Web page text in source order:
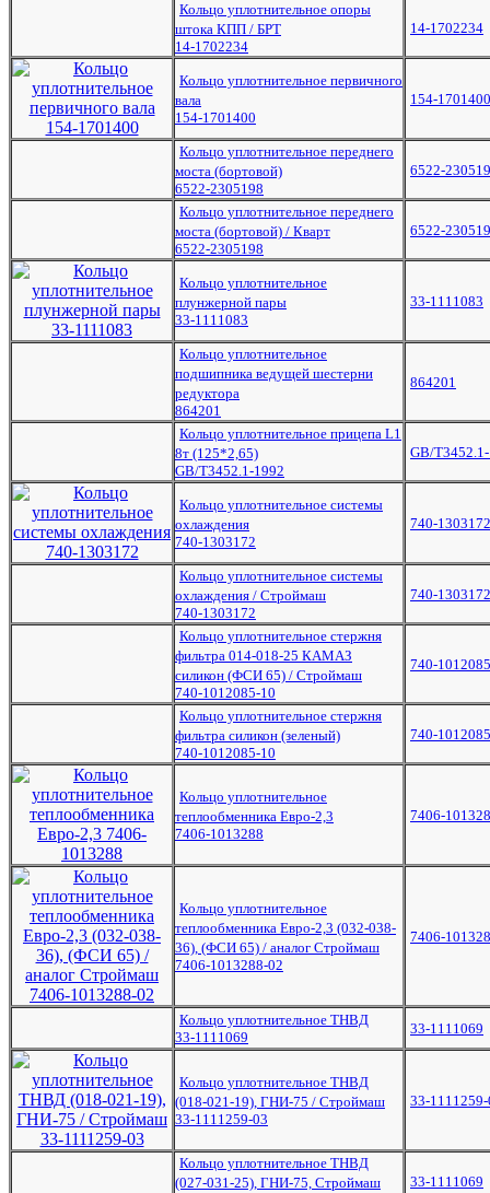
Кольцо уплотнительное опоры
штока КПП / БРТ
14-1702234
14-1702234
Кольцо уплотнительное первичного
вала
154-1701400
154-1701400
Кольцо уплотнительное переднего
моста (бортовой)
6522-2305198
6522-
Кольцо уплотнительное переднего
моста (бортовой) / Кварт
6522-2305198
6522-
Кольцо уплотнительное
плунжерной пары
33-1111083
33-1111083
Кольцо уплотнительное
подшипника ведущей шестерни
редуктора
864201
864201
Кольцо уплотнительное прицепа L1
8т (125*2,65)
GB/T3452.1-1992
GB/
Кольцо уплотнительное системы
охлаждения
740-1303172
740-1303172
Кольцо уплотнительное системы
охлаждения / Строймаш
740-1303172
740-1303172
Кольцо уплотнительное стержня
фильтра 014-018-25 КАМАЗ
силикон (ФСИ 65) / Строймаш
740-1012085-10
740-
Кольцо уплотнительное стержня
фильтра силикон (зеленый)
740-1012085-10
740-
Кольцо уплотнительное
теплообменника Евро-2,3
7406-1013288
7406-
Кольцо уплотнительное
теплообменника Евро-2,3 (032-038-
36), (ФСИ 65) / аналог Строймаш
7406-1013288-02
7406-
Кольцо уплотнительное ТНВД
33-1111069
33-1111069
Кольцо уплотнительное ТНВД
(018-021-19), ГНИ-75 / Строймаш
33-1111259-03
33-
Кольцо уплотнительное ТНВД
(027-031-25), ГНИ-75, Строймаш
33-1111069